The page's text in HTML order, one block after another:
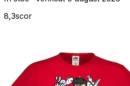
8,3scor